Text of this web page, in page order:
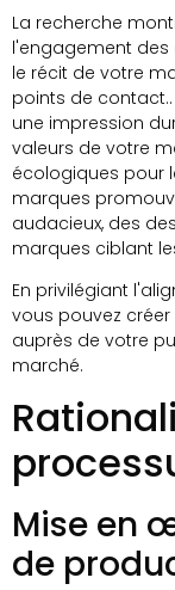
La recherche
l'engagement des
le récit de votre
points de
une impression
valeurs de votre
écologiques pour
marques
audacieux, des
marques ciblant
En privilégiant
vous pouvez
auprès de votre
marché.
Mise en
de